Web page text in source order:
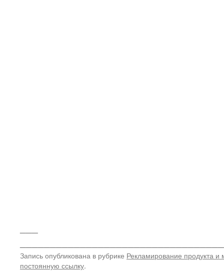
Запись опубликована в рубрике Рекламирование продукта и
постоянную ссылку.